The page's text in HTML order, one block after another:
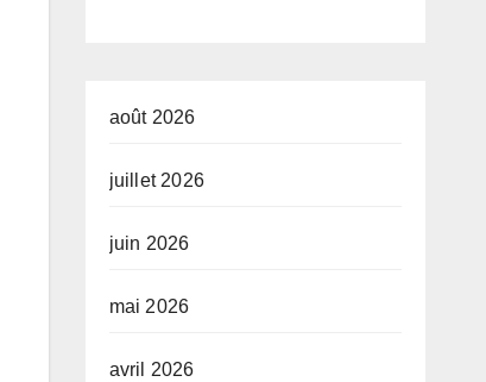
africaine–
Nouveau
pour le
développeme
nt de l’Afrique
août 2026
juillet 2026
juin 2026
mai 2026
avril 2026